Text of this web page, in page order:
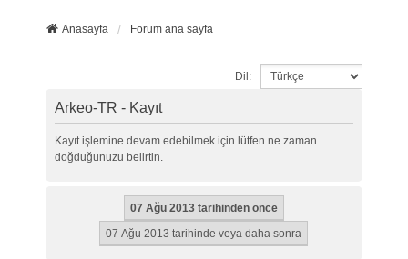
Anasayfa Forum ana sayfa
Dil:
Arkeo-TR - Kayıt
Kayıt işlemine devam edebilmek için lütfen ne zaman
doğduğunuzu belirtin.